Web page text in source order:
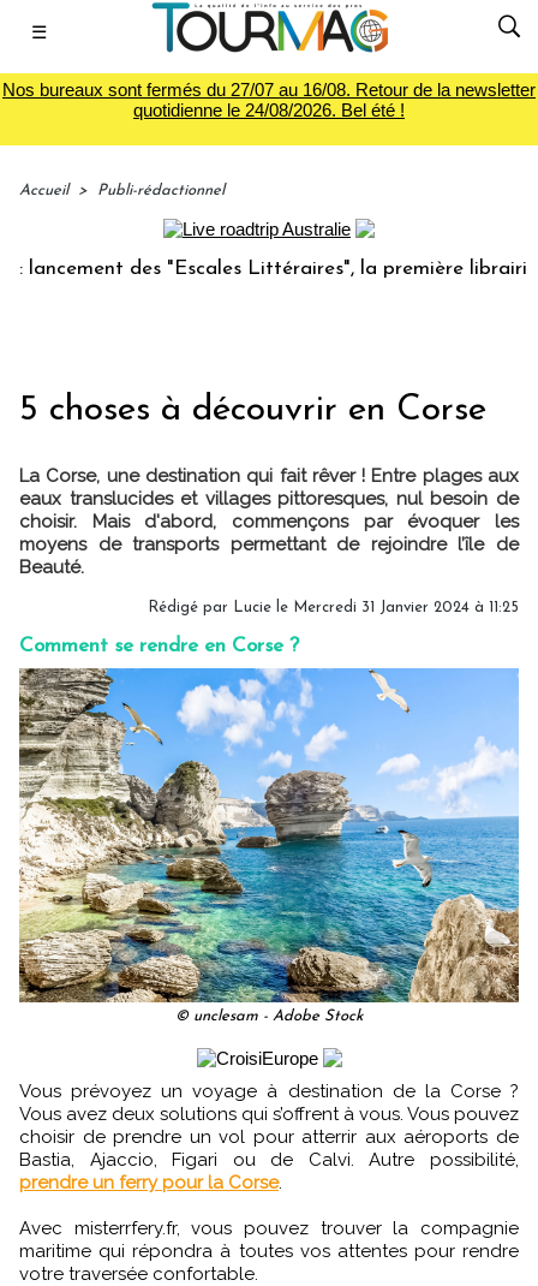
☰
Nos bureaux sont fermés du 27/07 au 16/08. Retour de la newsletter
quotidienne le 24/08/2026. Bel été !
Accueil > Publi-rédactionnel
des "Escales Littéraires", la première librairie du
5 choses à découvrir en Corse
La Corse, une destination qui fait rêver ! Entre plages aux
eaux translucides et villages pittoresques, nul besoin de
choisir. Mais d'abord, commençons par évoquer les
moyens de transports permettant de rejoindre l’île de
Beauté.
Rédigé par Lucie le Mercredi 31 Janvier 2024 à 11:25
Comment se rendre en Corse ?
© unclesam - Adobe Stock
Vous prévoyez un voyage à destination de la Corse ?
Vous avez deux solutions qui s’offrent à vous. Vous pouvez
choisir de prendre un vol pour atterrir aux aéroports de
Bastia, Ajaccio, Figari ou de Calvi. Autre possibilité,
prendre un ferry pour la Corse.
Avec misterrfery.fr, vous pouvez trouver la compagnie
maritime qui répondra à toutes vos attentes pour rendre
votre traversée confortable.